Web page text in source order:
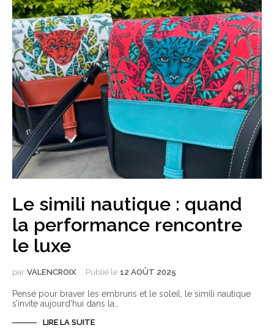
Le simili nautique : quand
la performance rencontre
le luxe
par VALENCROIX Publié le 12 AOÛT 2025
Pensé pour braver les embruns et le soleil, le simili nautique
s’invite aujourd’hui dans la…
LIRE LA SUITE